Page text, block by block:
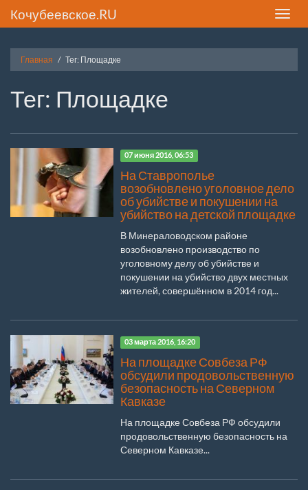
Toggle
Кочубеевское.RU
Главная Тег: Площадке
Тег: Площадке
07 июня 2016, 06:53
На Ставрополье
возобновлено уголовное дело
об убийстве и покушении на
убийство на детской площадке
В Минераловодском районе
возобновлено производство по
уголовному делу об убийстве и
покушении на убийство двух местных
жителей, совершённом в 2014 год...
03 марта 2016, 16:20
На площадке Совбеза РФ
обсудили продовольственную
безопасность на Северном
Кавказе
На площадке Совбеза РФ обсудили
продовольственную безопасность на
Северном Кавказе...